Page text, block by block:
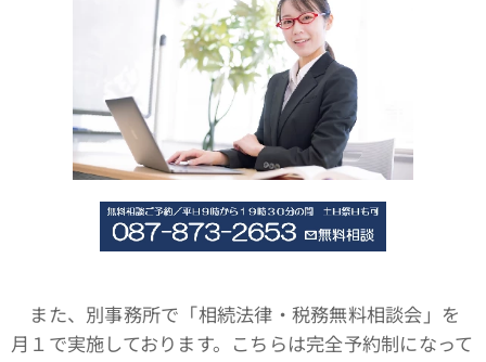
また、別事務所で「相続法律・税務無料相談会」を
月１で実施しております。こちらは完全予約制になって